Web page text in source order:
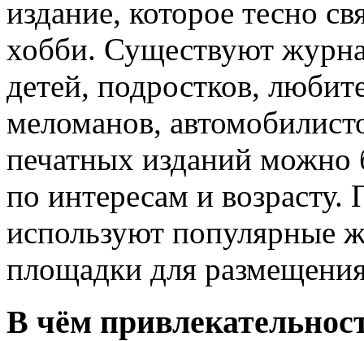
издание, которое тесно
хобби. Существуют
детей, подростков,
меломанов,
печатных изданий можно
по интересам и
используют популярные
площадки для
В чём